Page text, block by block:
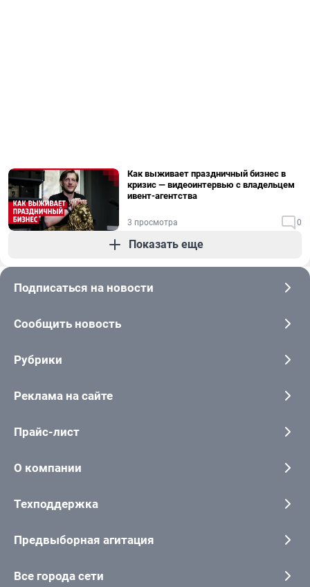
Как выживает праздничный бизнес в
кризис — видеоинтервью с владельцем
ивент-агентства
3 просмотра 0
Показать еще
Подписаться на новости
Сообщить новость
Рубрики
Реклама на сайте
Прайс-лист
О компании
Техподдержка
Предвыборная агитация
Все города сети